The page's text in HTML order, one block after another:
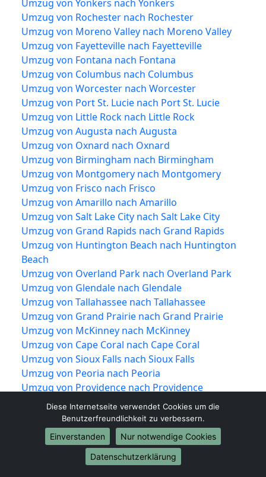
Umzug von Yonkers nach Yonkers
Umzug von Rochester nach Rochester
Umzug von Moreno Valley nach Moreno Valley
Umzug von Fayetteville nach Fayetteville
Umzug von Fontana nach Fontana
Umzug von Columbus nach Columbus
Umzug von Worcester nach Worcester
Umzug von Port St. Lucie nach Port St. Lucie
Umzug von Little Rock nach Little Rock
Umzug von Augusta nach Augusta
Umzug von Oxnard nach Oxnard
Umzug von Birmingham nach Birmingham
Umzug von Montgomery nach Montgomery
Umzug von Frisco nach Frisco
Umzug von Amarillo nach Amarillo
Umzug von Salt Lake City nach Salt Lake City
Umzug von Grand Rapids nach Grand Rapids
Umzug von Huntington Beach nach Huntington
Beach
Umzug von Overland Park nach Overland Park
Umzug von Glendale nach Glendale
Umzug von Tallahassee nach Tallahassee
Umzug von Grand Prairie nach Grand Prairie
Umzug von McKinney nach McKinney
Umzug von Cape Coral nach Cape Coral
Umzug von Sioux Falls nach Sioux Falls
Umzug von Peoria nach Peoria
Umzug von Providence nach Providence
Umzug von Vancouver nach Vancouver
Umzug von Knoxville nach Knoxville
Umzug von Akron nach Akron
Umzug von Shreveport nach Shreveport
Umzug von Mobile nach Mobile
Diese Internetseite verwendet Cookies um die
Benutzerfreundlichkeit zu verbessern.
Einverstanden
Nur notwendige Cookies
Datenschutzerklärung